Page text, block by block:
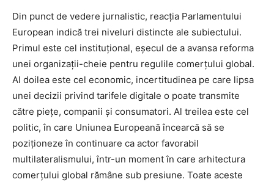
Din punct de vedere jurnalistic, reacția Parlamentului
European indică trei niveluri distincte ale subiectului.
Primul este cel instituțional, eșecul de a avansa reforma
unei organizații-cheie pentru regulile comerțului global.
Al doilea este cel economic, incertitudinea pe care lipsa
unei decizii privind tarifele digitale o poate transmite
către piețe, companii și consumatori. Al treilea este cel
politic, în care Uniunea Europeană încearcă să se
poziționeze în continuare ca actor favorabil
multilateralismului, într-un moment în care arhitectura
comerțului global rămâne sub presiune. Toate aceste